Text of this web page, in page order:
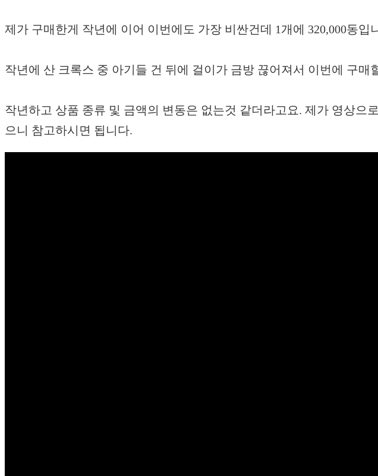
제가 구매한게 작년에 이어 이번에도 가장 비싼건데 1개에 320,000동
작년에 산 크록스 중 아기들 건 뒤에 걸이가 금방 끊어져서 이번에 구
작년하고 상품 종류 및 금액의 변동은 없는것 같더라고요. 제가 영상으
으니 참고하시면 됩니다.